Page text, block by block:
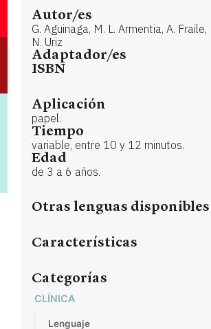
Autor/es
G. Aguinaga, M. L. Armentia, A. Fraile,
N. Uriz
Adaptador/es
ISBN
Aplicación
papel.
Tiempo
variable, entre 10 y 12 minutos.
Edad
de 3 a 6 años.
Otras lenguas disponibles
Características
Categorías
CLÍNICA
Lenguaje